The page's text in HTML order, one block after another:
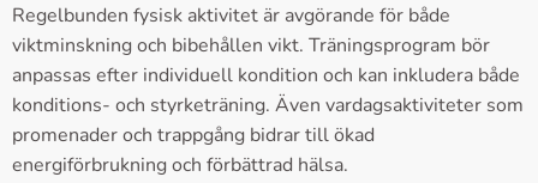
Regelbunden fysisk aktivitet är avgörande för både
viktminskning och bibehållen vikt. Träningsprogram bör
anpassas efter individuell kondition och kan inkludera både
konditions- och styrketräning. Även vardagsaktiviteter som
promenader och trappgång bidrar till ökad
energiförbrukning och förbättrad hälsa.